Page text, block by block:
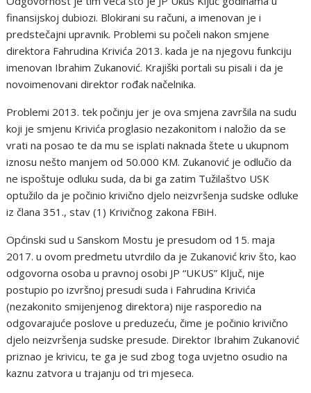
finansijskoj dubiozi. Blokirani su računi, a imenovan je i
predstečajni upravnik. Problemi su počeli nakon smjene
direktora Fahrudina Krivića 2013. kada je na njegovu funkciju
imenovan Ibrahim Zukanović. Krajiški portali su pisali i da je
novoimenovani direktor rođak načelnika.
Problemi 2013. tek počinju jer je ova smjena završila na sudu
koji je smjenu Krivića proglasio nezakonitom i naložio da se
vrati na posao te da mu se isplati naknada štete u ukupnom
iznosu nešto manjem od 50.000 KM. Zukanović je odlučio da
ne ispoštuje odluku suda, da bi ga zatim Tužilaštvo USK
optužilo da je počinio krivično djelo neizvršenja sudske odluke
iz člana 351., stav (1) Krivičnog zakona FBiH.
Općinski sud u Sanskom Mostu je presudom od 15. maja
2017. u ovom predmetu utvrdilo da je Zukanović kriv što, kao
odgovorna osoba u pravnoj osobi JP “UKUS” Ključ, nije
postupio po izvršnoj presudi suda i Fahrudina Krivića
(nezakonito smijenjenog direktora) nije rasporedio na
odgovarajuće poslove u preduzeću, čime je počinio krivično
djelo neizvršenja sudske presude. Direktor Ibrahim Zukanović
priznao je krivicu, te ga je sud zbog toga uvjetno osudio na
kaznu zatvora u trajanju od tri mjeseca.